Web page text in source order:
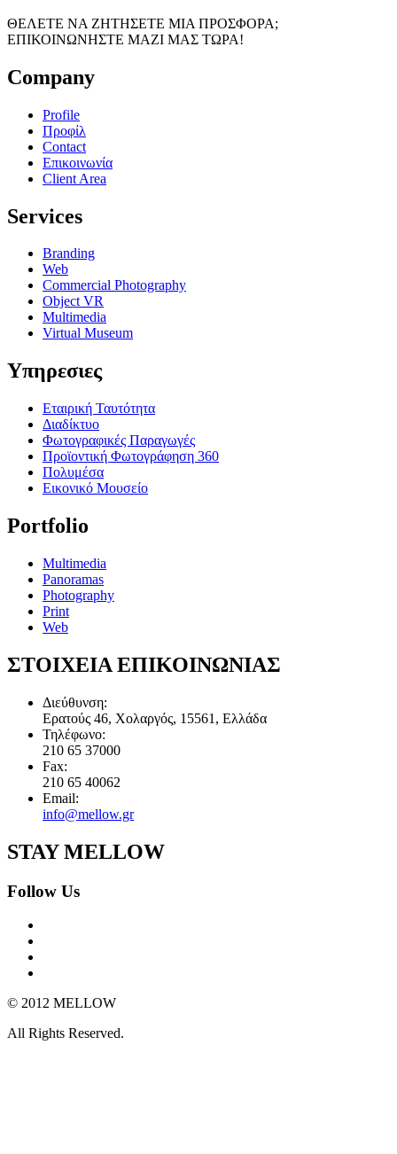
ΘΕΛΕΤΕ ΝΑ ΖΗΤΗΣΕΤΕ ΜΙΑ ΠΡΟΣΦΟΡΑ;
ΕΠΙΚΟΙΝΩΝΗΣΤΕ ΜΑΖΙ ΜΑΣ ΤΩΡΑ!
Company
Profile
Προφίλ
Contact
Επικοινωνία
Client Area
Services
Branding
Web
Commercial Photography
Object VR
Multimedia
Virtual Museum
Υπηρεσιες
Εταιρική Ταυτότητα
Διαδίκτυο
Φωτογραφικές Παραγωγές
Προϊοντική Φωτογράφηση 360
Πολυμέσα
Εικονικό Μουσείο
Portfolio
Multimedia
Panoramas
Photography
Print
Web
ΣΤΟΙΧΕΙΑ ΕΠΙΚΟΙΝΩΝΙΑΣ
Διεύθυνση:
Ερατούς 46, Χολαργός, 15561, Ελλάδα
Τηλέφωνο:
210 65 37000
Fax:
210 65 40062
Email:
info@mellow.gr
STAY MELLOW
Follow Us
© 2012 MELLOW
All Rights Reserved.